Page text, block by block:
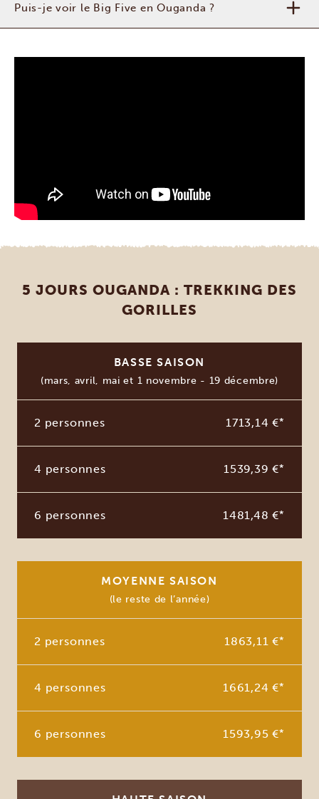
Puis-je voir le Big Five en Ouganda ?
5 JOURS OUGANDA : TREKKING DES
GORILLES
BASSE SAISON
(mars, avril, mai et 1 novembre - 19 décembre)
2 personnes 1713,14 €*
4 personnes 1539,39 €*
6 personnes 1481,48 €*
MOYENNE SAISON
(le reste de l’année)
2 personnes 1863,11 €*
4 personnes 1661,24 €*
6 personnes 1593,95 €*